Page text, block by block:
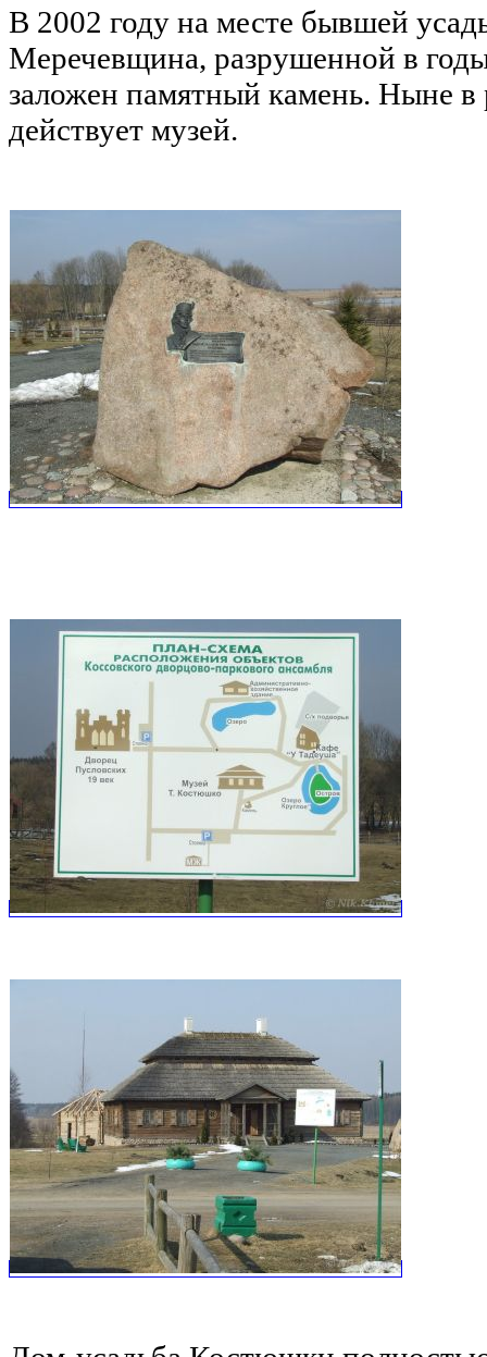
В 2002 году на месте бывшей
Меречевщина, разрушенной в
заложен памятный камень. Ныне
действует музей.